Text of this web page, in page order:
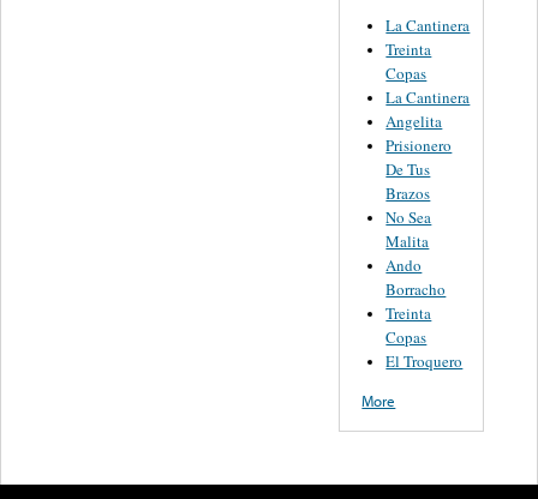
La Cantinera
Treinta
Copas
La Cantinera
Angelita
Prisionero
De Tus
Brazos
No Sea
Malita
Ando
Borracho
Treinta
Copas
El Troquero
More